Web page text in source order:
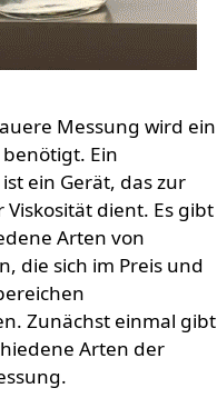
Messung wird ein
Ein
ein Gerät, das zur
Viskosität dient. Es gibt
Arten von
die sich im Preis und
Zunächst einmal gibt
Arten der